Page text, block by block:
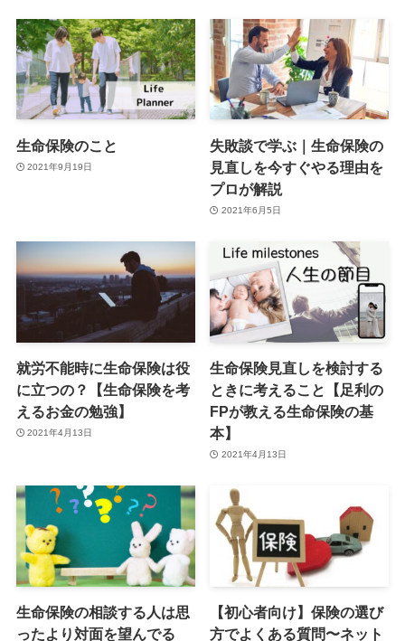
生命保険のこと
2021年9月19日
失敗談で学ぶ｜生命保険の
見直しを今すぐやる理由を
プロが解説
2021年6月5日
就労不能時に生命保険は役
に立つの？【生命保険を考
えるお金の勉強】
2021年4月13日
生命保険見直しを検討する
ときに考えること【足利の
FPが教える生命保険の基
本】
2021年4月13日
生命保険の相談する人は思
ったより対面を望んでる
【初心者向け】保険の選び
方でよくある質問〜ネット